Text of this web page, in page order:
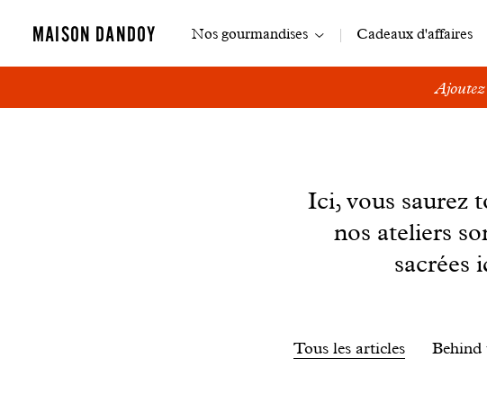
MAISON DANDOY
Navigation
Nos gourmandises Cadeaux d'affaires
Ajoutez
Ici, vous saurez
nos ateliers
sacrées
Tous les articles Behind